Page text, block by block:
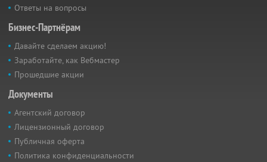
Ответы на вопросы
Бизнес-Партнёрам
Давайте сделаем акцию!
Заработайте, как Вебмастер
Прошедшие акции
Документы
Агентский договор
Лицензионный договор
Публичная оферта
Политика конфиденциальности